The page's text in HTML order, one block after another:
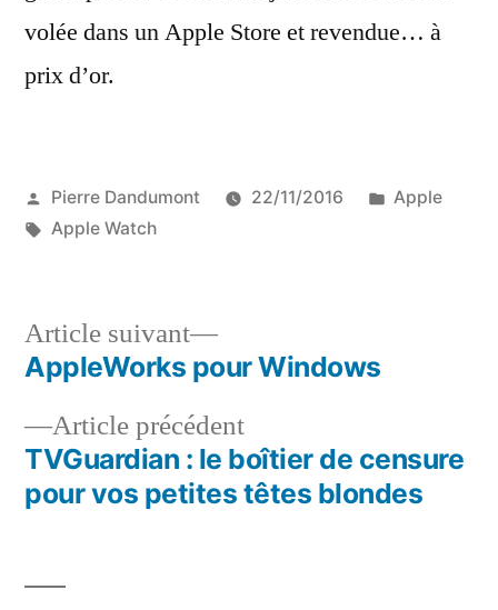
volée dans un Apple Store et revendue… à
prix d’or.
Publié
par
Pierre Dandumont 22/11/2016
Publié
Apple
Étiquettes :
Apple Watch
Navigation
de
l’article
Article précédentArticle
précédent :
TVGuardian : le boîtier de censure
pour vos petites têtes blondes
Article suivant
Article
suivant :
AppleWorks pour Windows